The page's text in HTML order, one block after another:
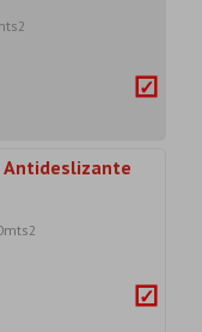
Antideslizante